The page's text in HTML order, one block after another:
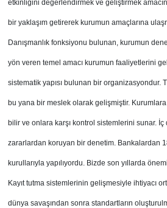
etkinliğini değerlendirmek ve geliştirmek
bir yaklaşım getirerek kurumun amaçlarına
Danışmanlık fonksiyonu bulunan, kurumun
yön veren temel amacı kurumun faaliyetlerini
sistematik yapısı bulunan bir organizasyondur.
bu yana bir meslek olarak gelişmiştir.
bilir ve onlara karşı kontrol sistemlerini sunar. İç
zararlardan koruyan bir denetim. Bankalardan
kurullarıyla yapılıyordu. Bizde son yıllarda önemi
Kayıt tutma sistemlerinin gelişmesiyle ihtiyacı
dünya savaşından sonra standartların